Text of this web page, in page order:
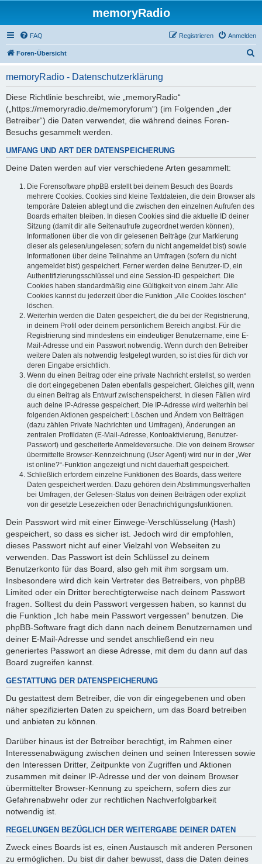
memoryRadio
FAQ Anmelden
Registrieren
Foren-Übersicht
memoryRadio - Datenschutzerklärung
Diese Richtlinie beschreibt, wie „memoryRadio“
(„https://memoryradio.de/memoryforum“) (im Folgenden „der
Betreiber“) die Daten verwendet, die während deines Foren-
Besuchs gesammelt werden.
UMFANG UND ART DER DATENSPEICHERUNG
Deine Daten werden auf vier verschiedene Arten gesammelt:
Die Forensoftware phpBB erstellt bei deinem Besuch des Boards
mehrere Cookies. Cookies sind kleine Textdateien, die dein Browser als
temporäre Dateien ablegt und die zwischen den einzelnen Aufrufen des
Boards erhalten bleiben. In diesen Cookies sind die aktuelle ID deiner
Sitzung (damit dir alle Seitenaufrufe zugeordnet werden können),
Informationen über die von dir gelesenen Beiträge (zur Markierung
dieser als gelesen/ungelesen; sofern du nicht angemeldet bist) sowie
Informationen über deine Teilnahme an Umfragen (sofern du nicht
angemeldet bist) gespeichert. Ferner werden deine Benutzer-ID, ein
Authentifizierungsschlüssel und eine Session-ID gespeichert. Die
Cookies haben standardmäßig eine Gültigkeit von einem Jahr. Alle
Cookies kannst du jederzeit über die Funktion „Alle Cookies löschen“
löschen.
Weiterhin werden die Daten gespeichert, die du bei der Registrierung,
in deinem Profil oder deinem persönlichem Bereich angibst. Für die
Registrierung sind mindestens ein eindeutiger Benutzername, eine E-
Mail-Adresse und ein Passwort notwendig. Wenn durch den Betreiber
weitere Daten als notwendig festgelegt wurden, so ist dies für dich vor
deren Eingabe ersichtlich.
Wenn du einen Beitrag oder eine private Nachricht erstellst, so werden
die dort eingegebenen Daten ebenfalls gespeichert. Gleiches gilt, wenn
du einen Beitrag als Entwurf zwischenspeicherst. In diesen Fällen wird
auch deine IP-Adresse gespeichert. Die IP-Adresse wird weiterhin bei
folgenden Aktionen gespeichert: Löschen und Ändern von Beiträgen
(dazu zählen Private Nachrichten und Umfragen), Änderungen an
zentralen Profildaten (E-Mail-Adresse, Kontoaktivierung, Benutzer-
Passwort) und gescheiterte Anmeldeversuche. Die von deinem Browser
übermittelte Browser-Kennzeichnung (User Agent) wird nur in der „Wer
ist online?“-Funktion angezeigt und nicht dauerhaft gespeichert.
Schließlich erfordern einzelne Funktionen des Boards, dass weitere
Daten gespeichert werden. Dazu gehören dein Abstimmungsverhalten
bei Umfragen, der Gelesen-Status von deinen Beiträgen oder explizit
von dir gesetzte Lesezeichen oder Benachrichtigungsfunktionen.
Dein Passwort wird mit einer Einwege-Verschlüsselung (Hash)
gespeichert, so dass es sicher ist. Jedoch wird dir empfohlen,
dieses Passwort nicht auf einer Vielzahl von Webseiten zu
verwenden. Das Passwort ist dein Schlüssel zu deinem
Benutzerkonto für das Board, also geh mit ihm sorgsam um.
Insbesondere wird dich kein Vertreter des Betreibers, von phpBB
Limited oder ein Dritter berechtigterweise nach deinem Passwort
fragen. Solltest du dein Passwort vergessen haben, so kannst du
die Funktion „Ich habe mein Passwort vergessen“ benutzen. Die
phpBB-Software fragt dich dann nach deinem Benutzernamen und
deiner E-Mail-Adresse und sendet anschließend ein neu
generiertes Passwort an diese Adresse, mit dem du dann auf das
Board zugreifen kannst.
GESTATTUNG DER DATENSPEICHERUNG
Du gestattest dem Betreiber, die von dir eingegebenen und oben
näher spezifizierten Daten zu speichern, um das Board betreiben
und anbieten zu können.
Darüber hinaus ist der Betreiber berechtigt, im Rahmen einer
Interessenabwägung zwischen deinen und seinen Interessen sowie
den Interessen Dritter, Zeitpunkte von Zugriffen und Aktionen
zusammen mit deiner IP-Adresse und der von deinem Browser
übermittelter Browser-Kennung zu speichern, sofern dies zur
Gefahrenabwehr oder zur rechtlichen Nachverfolgbarkeit
notwendig ist.
REGELUNGEN BEZÜGLICH DER WEITERGABE DEINER DATEN
Zweck eines Boards ist es, einen Austausch mit anderen Personen
zu ermöglichen. Du bist dir daher bewusst, dass die Daten deines